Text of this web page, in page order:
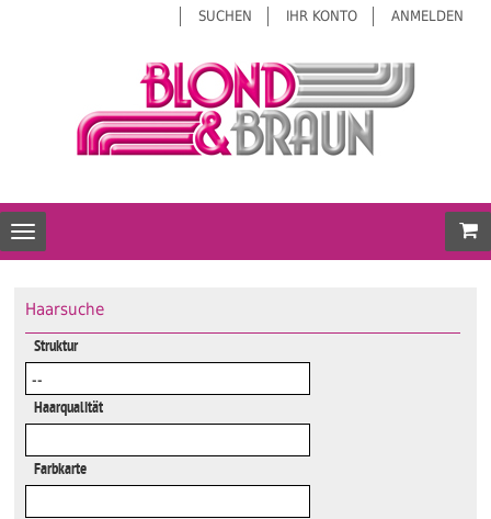
SUCHEN IHR KONTO ANMELDEN
Toggle navigation
Haarsuche
Struktur
Haarqualität
Farbkarte